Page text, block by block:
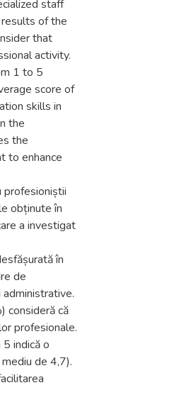
staff
of the
that
activity.
1 to 5
score of
skills in
the
the
to enhance
profesioniștii
obținute în
a investigat
în
de
consideră că
profesionale.
indică o
de 4,7).